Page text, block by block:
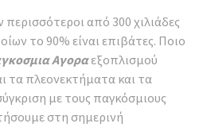
από 300 χιλιάδες
το 90% είναι επιβάτες. Ποιο
Αγοραεξοπλισμού
τα πλεονεκτήματα και τα
με τους παγκόσμιους
στη σημερινή